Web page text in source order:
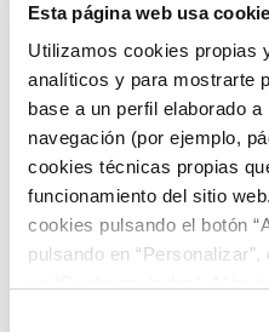
Esta página web usa
Utilizamos cookies propias
analíticos y para mostrarte
base a un perfil elaborado
navegación (por ejemplo,
cookies técnicas propias
funcionamiento del sitio
cookies pulsando el botón
pulsando en
Paquete de integración
Auto y Apple CarPlay)
Faros LED
Luz diurna LED
+
Ficha técnica